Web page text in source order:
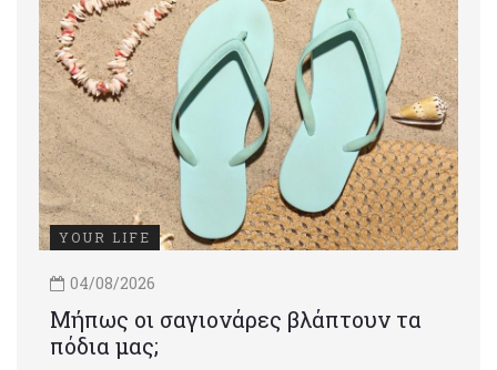
YOUR LIFE
04/08/2026
Μήπως οι σαγιονάρες βλάπτουν τα
πόδια μας;